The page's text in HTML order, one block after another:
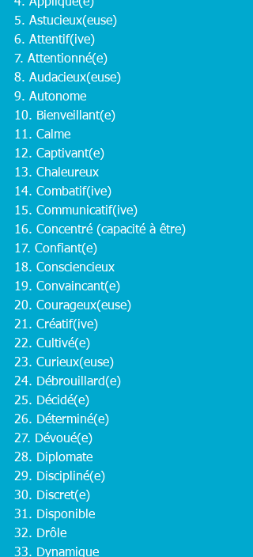
5. Astucieux(euse)
6. Attentif(ive)
7. Attentionné(e)
8. Audacieux(euse)
9. Autonome
10. Bienveillant(e)
11. Calme
12. Captivant(e)
13. Chaleureux
14. Combatif(ive)
15. Communicatif(ive)
16. Concentré (capacité à être)
17. Confiant(e)
18. Consciencieux
19. Convaincant(e)
20. Courageux(euse)
21. Créatif(ive)
22. Cultivé(e)
23. Curieux(euse)
24. Débrouillard(e)
25. Décidé(e)
26. Déterminé(e)
27. Dévoué(e)
28. Diplomate
29. Discipliné(e)
30. Discret(e)
31. Disponible
32. Drôle
33. Dynamique